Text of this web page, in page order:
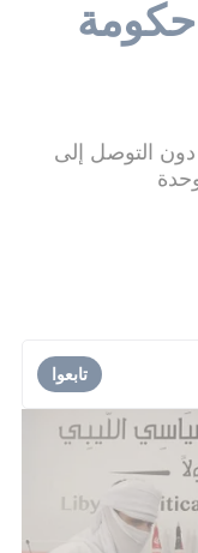
دون التوصل إلى
تابعوا